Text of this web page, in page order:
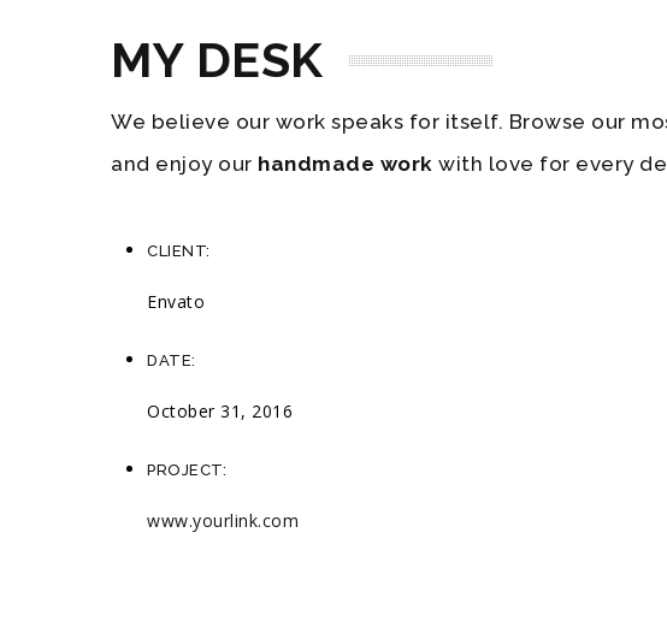
MY DESK
We believe our work speaks for itself. Browse our
and enjoy our handmade work with love for every
CLIENT:
Envato
DATE:
October 31, 2016
PROJECT:
www.yourlink.com